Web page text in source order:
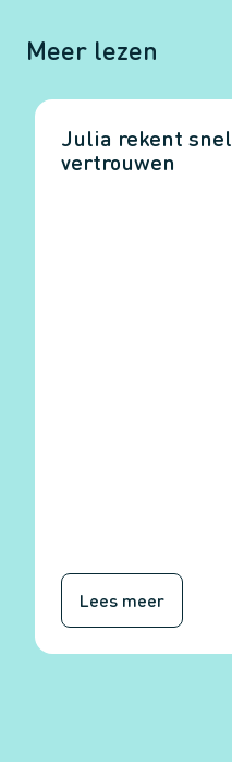
Meer lezen
Julia rekent
vertrouwen
Lees meer